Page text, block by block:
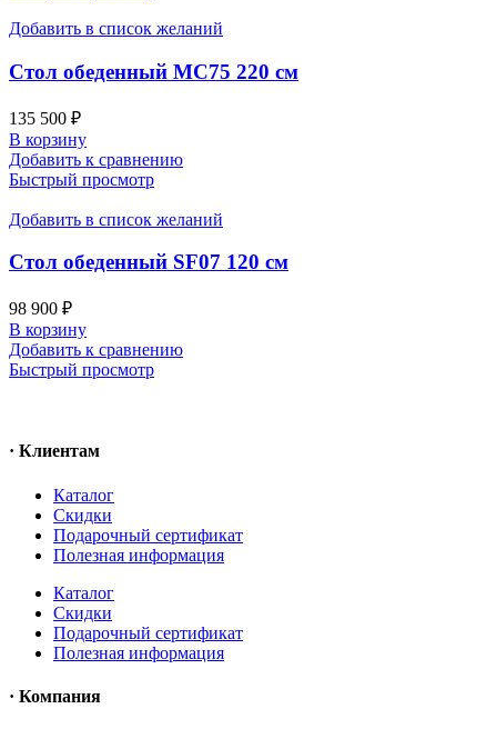
Добавить в список желаний
Стол обеденный MC75 220 см
135 500 ₽
В корзину
Добавить к сравнению
Быстрый просмотр
Добавить в список желаний
Стол обеденный SF07 120 см
98 900 ₽
В корзину
Добавить к сравнению
Быстрый просмотр
· Клиентам
Каталог
Скидки
Подарочный сертификат
Полезная информация
Каталог
Скидки
Подарочный сертификат
Полезная информация
· Компания